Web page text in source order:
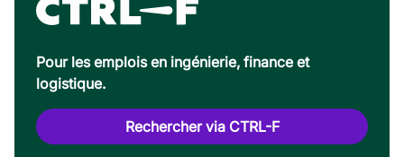
Pour les emplois en ingénierie, finance et
logistique.
Rechercher via CTRL-F